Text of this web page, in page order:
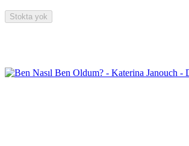
Stokta yok